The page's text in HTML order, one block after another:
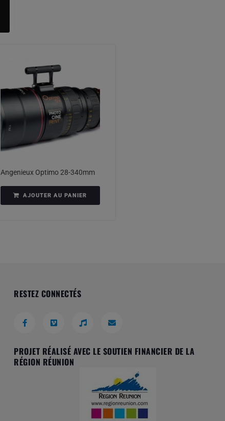
Angenieux Optimo 28-340mm
AJOUTER AU PANIER
RESTEZ CONNECTÉS
PROJET RÉALISÉ AVEC LE SOUTIEN FINANCIER DE LA
RÉGION RÉUNION